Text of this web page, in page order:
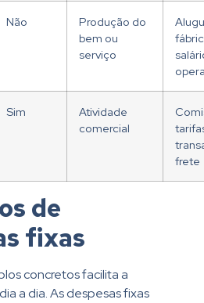
Não
Produção do
bem ou
serviço
Sim
Atividade
comercial
frete
de
fixas
concretos facilita a
a dia. As despesas fixas